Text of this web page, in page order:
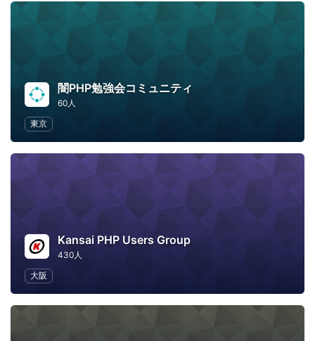
闇PHP勉強会コミュニティ
60人
東京
Kansai PHP Users Group
430人
大阪